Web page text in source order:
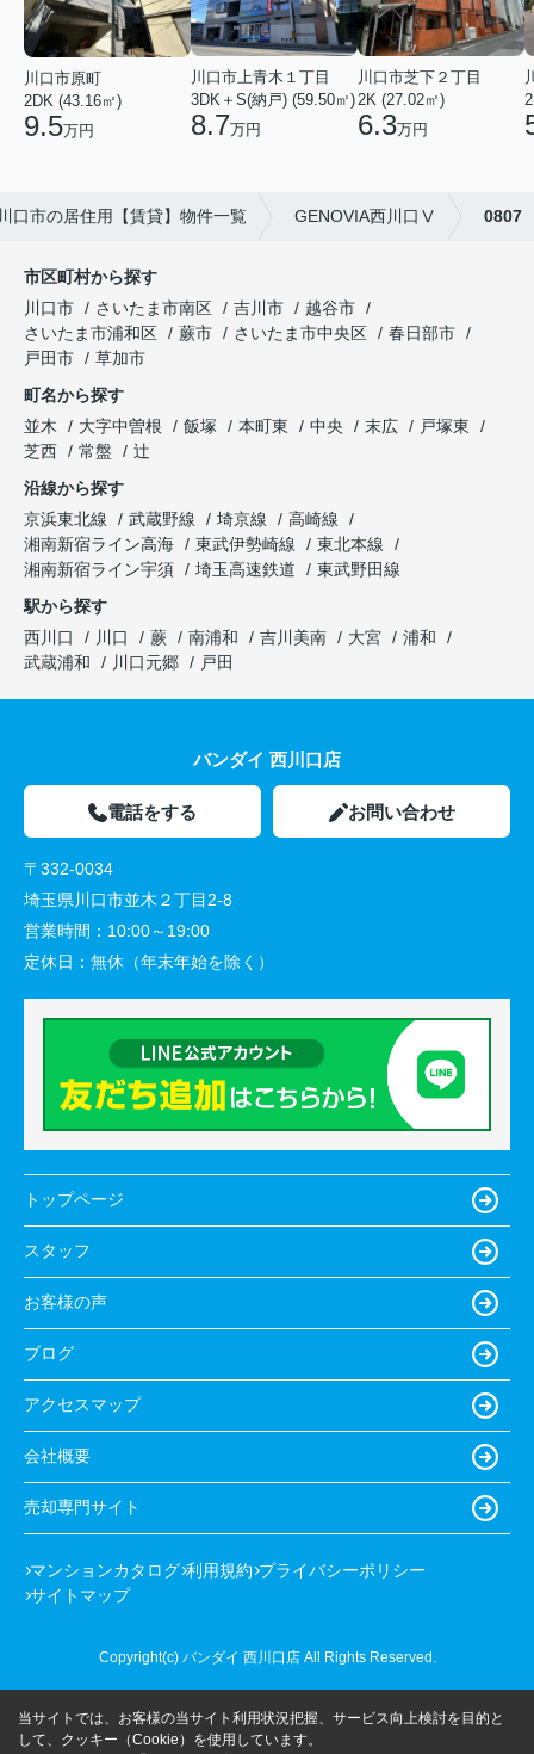
川口市原町
2DK (43.16㎡)
9.5万円
川口市上青木１丁目
3DK＋S(納戸) (59.50㎡)
8.7万円
川口市芝下２丁目
2K (27.02㎡)
6.3万円
口市の居住用【賃貸】物件一覧 GENOVIA西川口Ⅴ 0807
市区町村から探す
川口市
さいたま市南区 吉川市
越谷市
さいたま市浦和区
蕨市 さいたま市中央区
春日部市
戸田市
草加市
町名から探す
並木
大字中曽根 飯塚 本町東 中央 末広
戸塚東
芝西
常盤
辻
沿線から探す
京浜東北線
武蔵野線 埼京線
高崎線
湘南新宿ライン高海
東武伊勢崎線
東北本線
湘南新宿ライン宇須
埼玉高速鉄道
東武野田線
駅から探す
西川口
川口 蕨 南浦和 吉川美南 大宮
浦和
武蔵浦和
川口元郷 戸田
バンダイ 西川口店
電話をする お問い合わせ
〒332-0034
埼玉県川口市並木２丁目2-8
営業時間： 10:00～19:00
定休日： 無休（年末年始を除く）
トップページ
スタッフ
お客様の声
ブログ
アクセスマップ
会社概要
売却専門サイト
マンションカタログ 利用規約 プライバシーポリシー
サイトマップ
Copyright(c) バンダイ 西川口店 All Rights Reserved.
当サイトでは、お客様の当サイト利用状況把握、サービス向上検討を目的と
して、クッキー（Cookie）を使用しています。